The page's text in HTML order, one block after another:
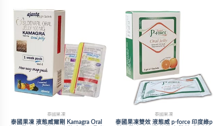
泰國果凍
泰國果凍 液態威爾剛 Kamagra Oral
泰國果凍
泰國果凍雙效 液態威 p-force 印度綠p